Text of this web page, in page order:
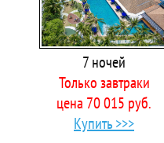
7 ночей
Только завтраки
цена 70 015 руб.
Купить >>>